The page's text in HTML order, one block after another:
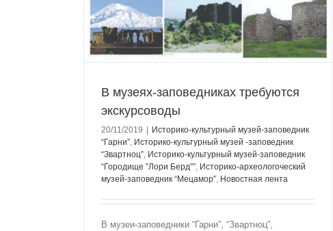
В музеях-заповедниках требуются
экскурсоводы
20/11/2019
Историко-культурный музей-заповедник
“Гарни”, Историко-культурный музей -заповедник
“Звартноц”, Историко-культурный музей-заповедник
“Городище ”Лори Берд””, Историко-археологоческий
музей-заповедник “Мецамор”, Новостная лента
В музеи-заповедники “Гарни”, “Звартноц”,